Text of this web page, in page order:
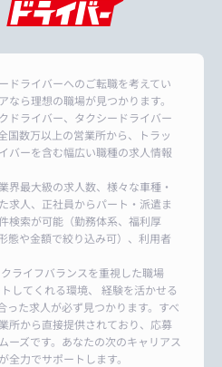
ドライバーへのご転職を考えてい
なら理想の職場が見つかります。
ドライバー、タクシードライバー
国数万以上の営業所から、トラッ
バーを含む幅広い職種の求人情報
界最大級の求人数、様々な車種・
求人、正社員からパート・派遣ま
検索が可能（勤務体系、福利厚
態や金額で絞り込み可）、利用者
ライフバランスを重視した職場
してくれる環境、 経験を活かせる
った求人が必ず見つかります。すべ
所から直接提供されており、応募
ーズです。あなたの次のキャリアス
全力でサポートします。